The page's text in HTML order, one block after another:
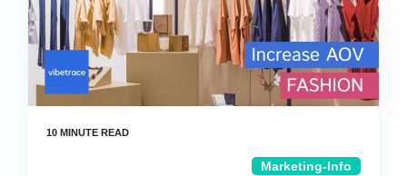
Marketing-Info